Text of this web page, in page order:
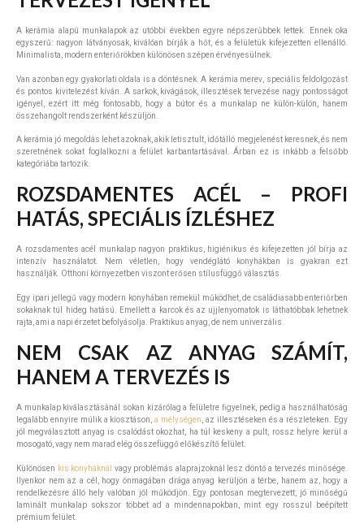
A kerámia alapú munkalapok az utóbbi években egyre népszerűbbek lettek. Ennek oka
egyszerű: nagyon látványosak, kiválóan bírják a hőt, és a felületük kifejezetten ellenálló.
Minimalista, modern enteriőrökben különösen szépen érvényesülnek.
Van azonban egy gyakorlati oldala is a döntésnek. A kerámia merev, speciális feldolgozást
és pontos kivitelezést kíván. A sarkok, kivágások, illesztések tervezése nagy pontosságot
igényel, ezért itt még fontosabb, hogy a bútor és a munkalap ne külön-külön, hanem
összehangolt rendszerként készüljön.
A kerámia jó megoldás lehet azoknak, akik letisztult, időtálló megjelenést keresnek, és nem
szeretnének sokat foglalkozni a felület karbantartásával. Árban ez is inkább a felsőbb
kategóriába tartozik.
ROZSDAMENTES ACÉL – PROFI
HATÁS, SPECIÁLIS ÍZLÉSHEZ
A rozsdamentes acél munkalap nagyon praktikus, higiénikus és kifejezetten jól bírja az
intenzív használatot. Nem véletlen, hogy vendéglátó konyhákban is gyakran ezt
használják. Otthoni környezetben viszont erősen stílusfüggő választás.
Egy ipari jellegű vagy modern konyhában remekül működhet, de családiasabb enteriőrben
sokaknak túl hideg hatású. Emellett a karcok és az ujjlenyomatok is láthatóbbak lehetnek
rajta, ami a napi érzetet befolyásolja. Praktikus anyag, de nem univerzális.
NEM CSAK AZ ANYAG SZÁMÍT,
HANEM A TERVEZÉS IS
A munkalap kiválasztásánál sokan kizárólag a felületre figyelnek, pedig a használhatóság
legalább ennyire múlik a kiosztáson,a mélységen, az illesztéseken és a részleteken. Egy
jól megválasztott anyag is csalódást okozhat, ha túl keskeny a pult, rossz helyre kerül a
mosogató, vagy nem marad elég összefüggő előkészítő felület.
Különösen kis konyháknál vagy problémás alaprajzoknál lesz döntő a tervezés minősége.
Ilyenkor nem az a cél, hogy önmagában drága anyag kerüljön a térbe, hanem az, hogy a
rendelkezésre álló hely valóban jól működjön. Egy pontosan megtervezett, jó minőségű
laminált munkalap sokszor többet ad a mindennapokban, mint egy rosszul beépített
prémium felület.